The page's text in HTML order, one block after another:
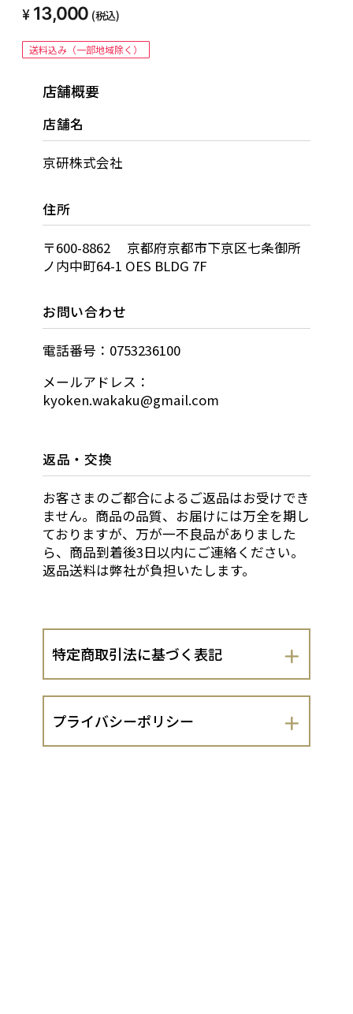
13,000 (税込)
送料込み（一部地域除く）
店舗概要
店舗名
京研株式会社
住所
〒600-8862 京都府京都市下京区七条御所
ノ内中町64-1 OES BLDG 7F
お問い合わせ
電話番号：0753236100
メールアドレス：
kyoken.wakaku@gmail.com
返品・交換
お客さまのご都合によるご返品はお受けでき
ません。商品の品質、お届けには万全を期し
ておりますが、万が一不良品がありました
ら、商品到着後3日以内にご連絡ください。
返品送料は弊社が負担いたします。
特定商取引法に基づく表記
会社名
プライバシーポリシー